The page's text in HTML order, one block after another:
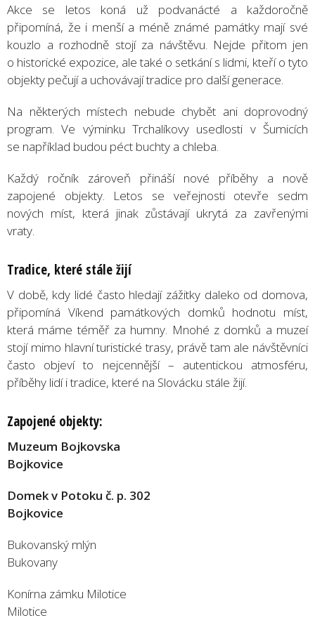
Akce se letos koná už podvanácté a každoročně
připomíná, že i menší a méně známé památky mají své
kouzlo a rozhodně stojí za návštěvu. Nejde přitom jen
o historické expozice, ale také o setkání s lidmi, kteří o tyto
objekty pečují a uchovávají tradice pro další generace.
Na některých místech nebude chybět ani doprovodný
program. Ve výminku Trchalíkovy usedlosti v Šumicích
se například budou péct buchty a chleba.
Každý ročník zároveň přináší nové příběhy a nově
zapojené objekty. Letos se veřejnosti otevře sedm
nových míst, která jinak zůstávají ukrytá za zavřenými
vraty.
Tradice, které stále žijí
V době, kdy lidé často hledají zážitky daleko od domova,
připomíná Víkend památkových domků hodnotu míst,
která máme téměř za humny. Mnohé z domků a muzeí
stojí mimo hlavní turistické trasy, právě tam ale návštěvníci
často objeví to nejcennější – autentickou atmosféru,
příběhy lidí i tradice, které na Slovácku stále žijí.
Zapojené objekty:
Muzeum Bojkovska
Bojkovice
Domek v Potoku č. p. 302
Bojkovice
Bukovanský mlýn
Bukovany
Konírna zámku Milotice
Milotice